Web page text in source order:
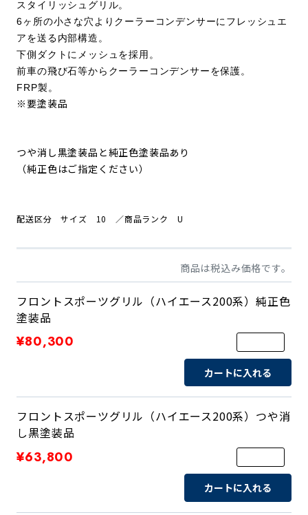
スタイリッシュグリル。
6ヶ所の小さな穴よりクーラーコンデンサーにフレッシュエ
アを送る内部構造。
下側ダクトにメッシュを採用。
前車の飛び石等からクーラーコンデンサーを保護。
FRP製。
※要塗装品
つや消し黒塗装品と純正色塗装品あり
（純正色はご指定ください）
配送区分 サイズ 10 ／商品ランク U
商品は税込み価格です。
フロントスポーツグリル（ハイエース200系）純正色
塗装品
¥80,300
カートに入れる
フロントスポーツグリル（ハイエース200系）つや消
し黒塗装品
¥63,800
カートに入れる